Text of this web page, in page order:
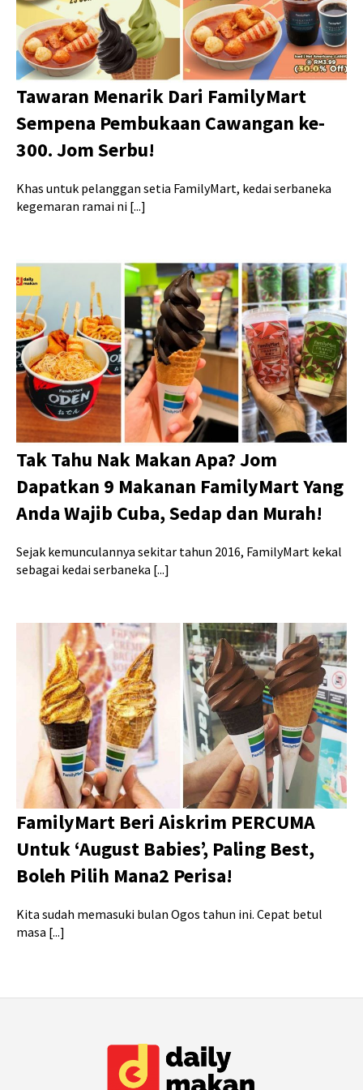
Tawaran Menarik Dari FamilyMart
Sempena Pembukaan Cawangan ke-
300. Jom Serbu!
Khas untuk pelanggan setia FamilyMart, kedai serbaneka
kegemaran ramai ni [...]
Tak Tahu Nak Makan Apa? Jom
Dapatkan 9 Makanan FamilyMart Yang
Anda Wajib Cuba, Sedap dan Murah!
Sejak kemunculannya sekitar tahun 2016, FamilyMart kekal
sebagai kedai serbaneka [...]
FamilyMart Beri Aiskrim PERCUMA
Untuk ‘August Babies’, Paling Best,
Boleh Pilih Mana2 Perisa!
Kita sudah memasuki bulan Ogos tahun ini. Cepat betul
masa [...]